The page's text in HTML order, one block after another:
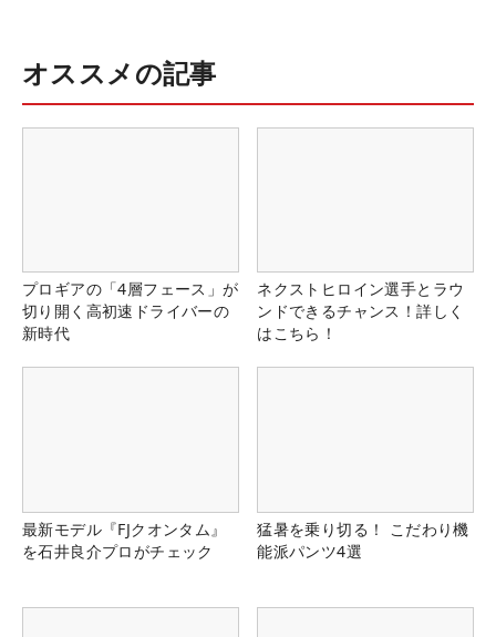
オススメの記事
プロギアの「4層フェース」が
切り開く高初速ドライバーの
新時代
ネクストヒロイン選手とラウ
ンドできるチャンス！詳しく
はこちら！
最新モデル『FJクオンタム』
を石井良介プロがチェック
猛暑を乗り切る！ こだわり機
能派パンツ4選